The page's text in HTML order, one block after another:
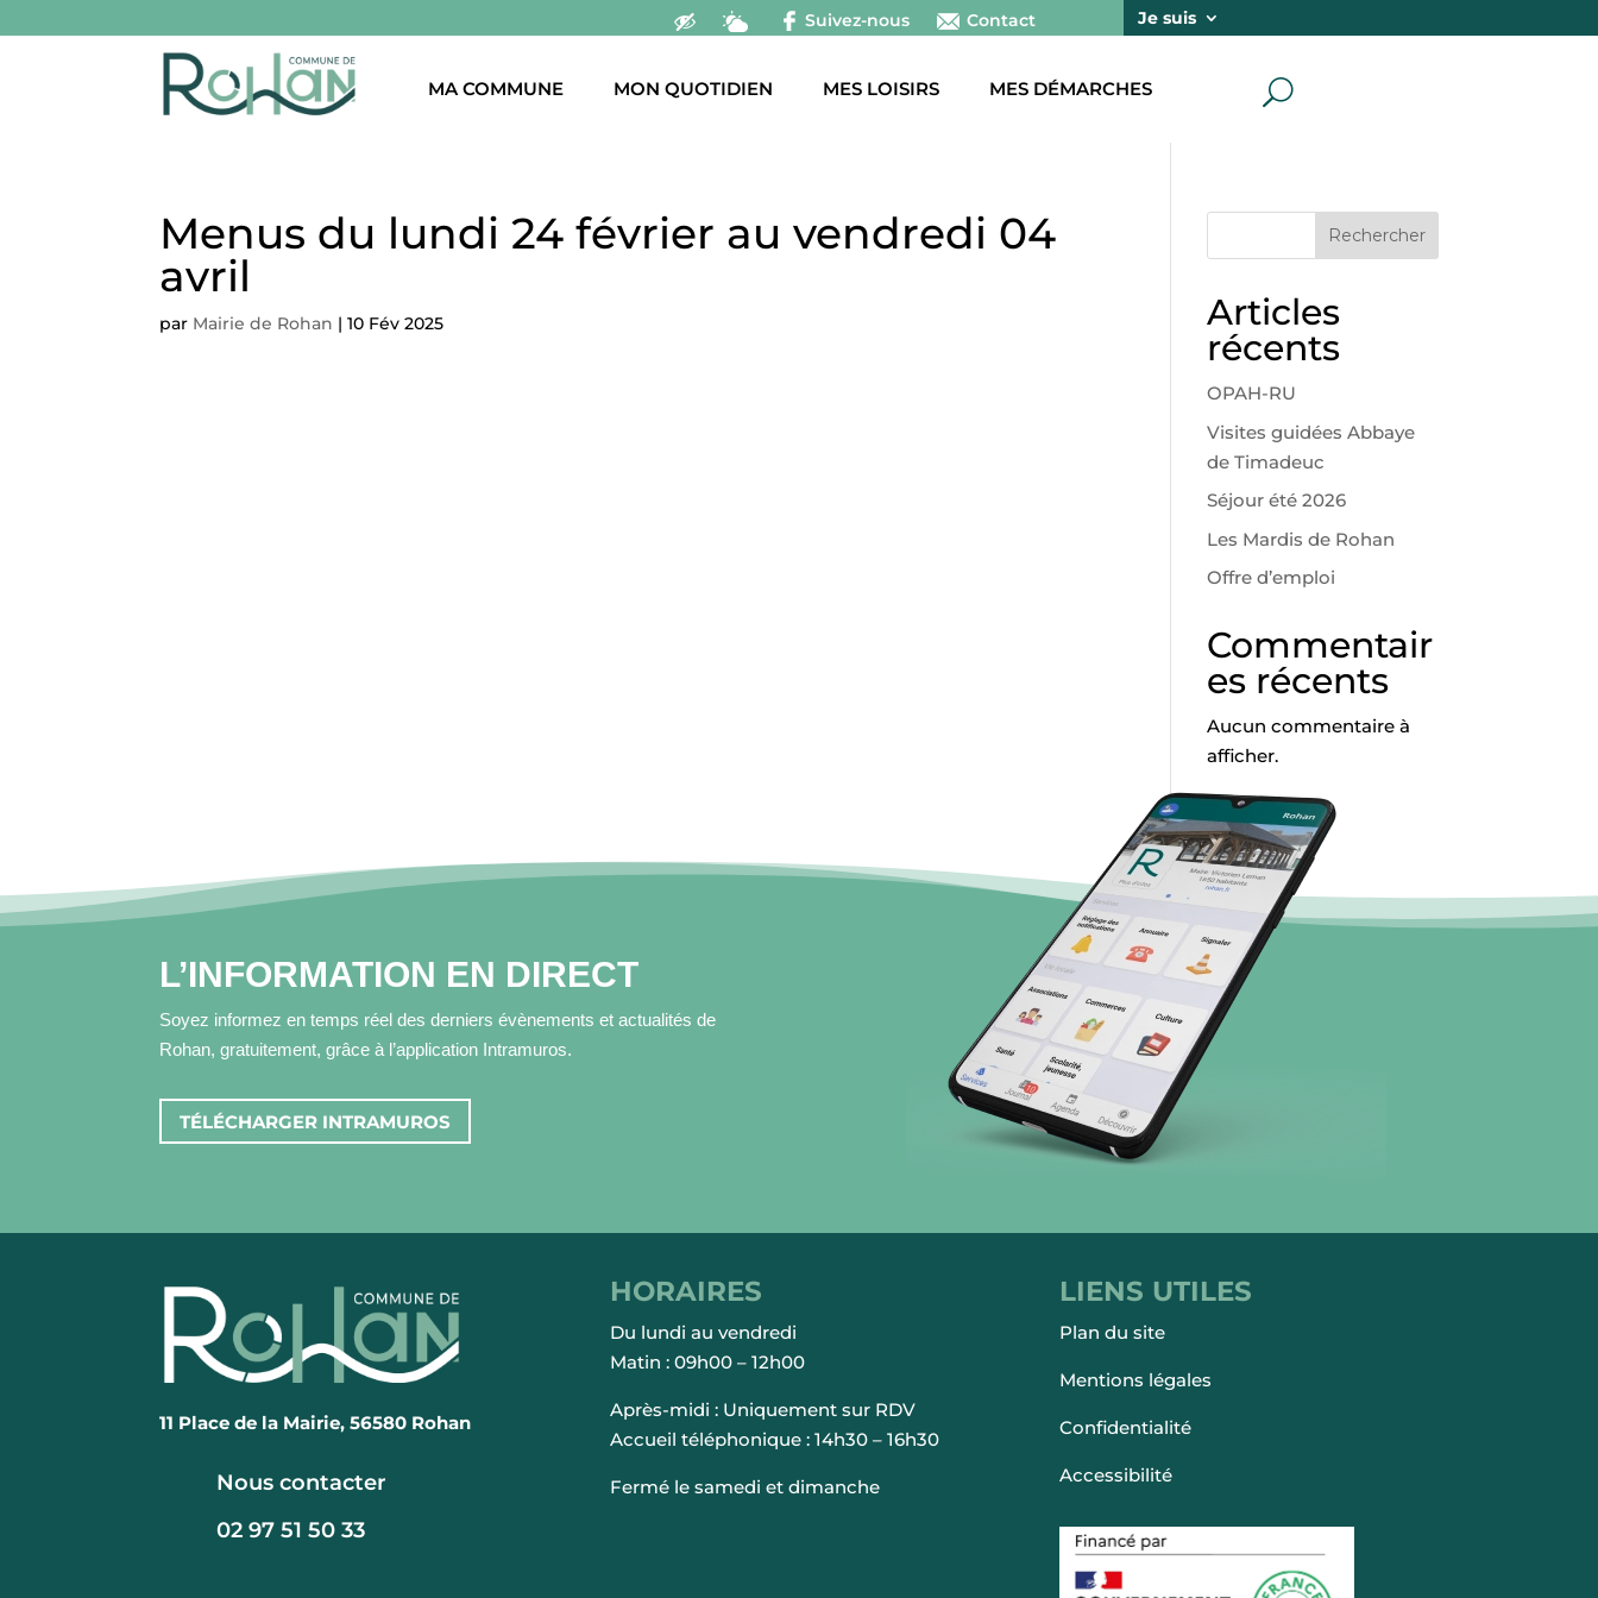
Suivez-nous Contact Je suis
MA COMMUNE MON QUOTIDIEN MES LOISIRS MES DÉMARCHES U
Menus du lundi 24 février au vendredi 04
avril
par Mairie de Rohan |10 Fév 2025
Rechercher
Articles
récents
OPAH-RU
Visites guidées Abbaye
de Timadeuc
Séjour été 2026
Les Mardis de Rohan
Offre d’emploi
Commentair
es récents
Aucun commentaire à
afficher.
L’INFORMATION EN DIRECT
Soyez informez en temps réel des derniers évènements et actualités de
Rohan, gratuitement, grâce à l’application Intramuros.
TÉLÉCHARGER INTRAMUROS
11 Place de la Mairie, 56580 Rohan
Nous contacter
02 97 51 50 33
HORAIRES
Du lundi au vendredi
Matin : 09h00 – 12h00
Après-midi : Uniquement sur RDV
Accueil téléphonique : 14h30 – 16h30
Fermé le samedi et dimanche
LIENS UTILES
Plan du site
Mentions légales
Confidentialité
Accessibilité